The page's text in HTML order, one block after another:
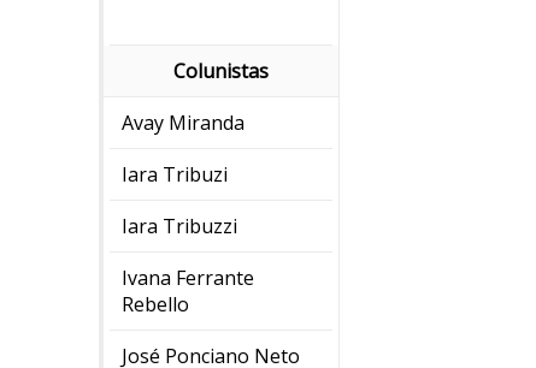
Colunistas
Avay Miranda
Iara Tribuzi
Iara Tribuzzi
Ivana Ferrante
Rebello
José Ponciano Neto